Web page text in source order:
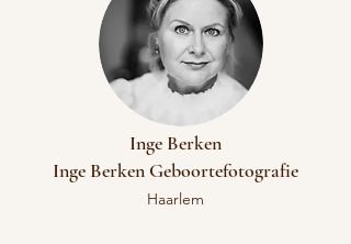
Inge Berken
Inge Berken Geboortefotografie
Haarlem